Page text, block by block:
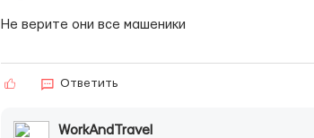
Не верите они все машеники
Ответить
WorkAndTravel